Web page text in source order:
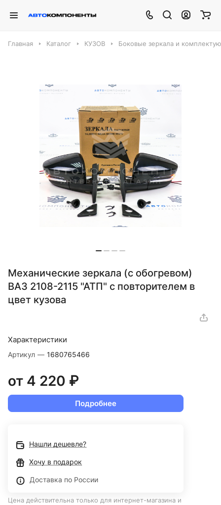
Главная Каталог КУЗОВ Боковые зеркала и
Механические зеркала (с обогревом)
ВАЗ 2108-2115 "АТП" с повторителем в
цвет кузова
Характеристики
Артикул — 1680765466
от 4 220 ₽
Подробнее
Нашли дешевле?
Хочу в подарок
Доставка по России
Цена действительна только для интернет-магазина и